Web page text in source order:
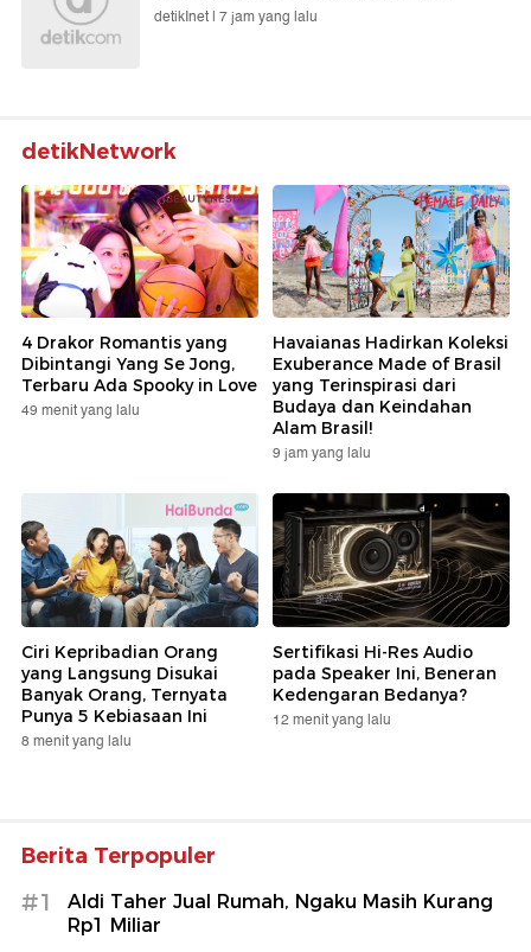
detikInet | 7 jam yang lalu
detikNetwork
4 Drakor Romantis yang
Dibintangi Yang Se Jong,
Terbaru Ada Spooky in Love
49 menit yang lalu
Havaianas Hadirkan Koleksi
Exuberance Made of Brasil
yang Terinspirasi dari
Budaya dan Keindahan
Alam Brasil!
9 jam yang lalu
Ciri Kepribadian Orang
yang Langsung Disukai
Banyak Orang, Ternyata
Punya 5 Kebiasaan Ini
8 menit yang lalu
Sertifikasi Hi-Res Audio
pada Speaker Ini, Beneran
Kedengaran Bedanya?
12 menit yang lalu
Berita Terpopuler
#1
Aldi Taher Jual Rumah, Ngaku Masih Kurang
Rp1 Miliar